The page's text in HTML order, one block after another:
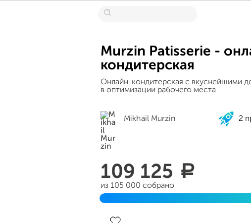
Murzin Patisserie -
кондитерская
Онлайн-кондитерская с вкуснейшими
в оптимизации рабочего места
Mikhail Murzin 2
109 125 a
из 105 000 собрано